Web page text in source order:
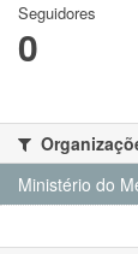
Seguidores
0
Ministério do